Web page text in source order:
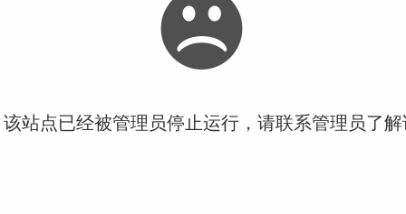
站点已经被管理员停止运行，请联系管理员了